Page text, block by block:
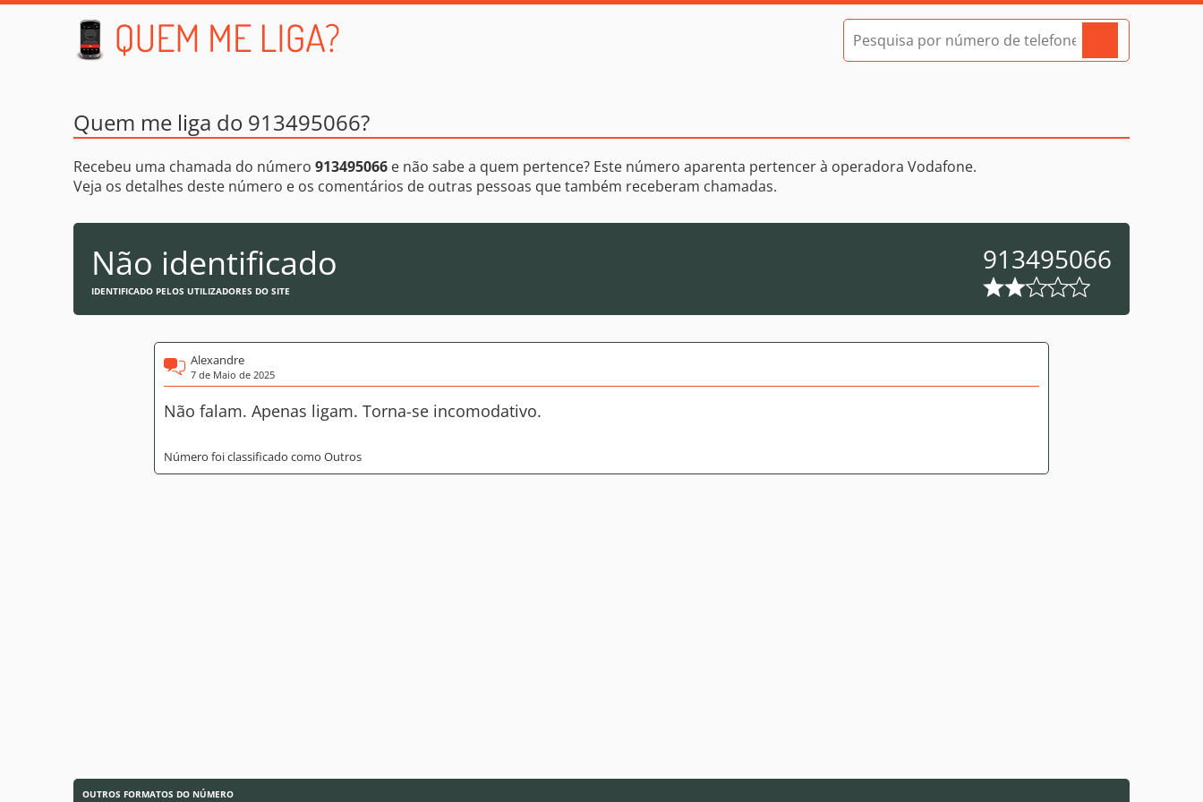
Quem me liga do 913495066?
Recebeu uma chamada do número 913495066 e não sabe a quem pertence? Este número aparenta pertencer à operadora Vodafone.
Veja os detalhes deste número e os comentários de outras pessoas que também receberam chamadas.
Não identificado
IDENTIFICADO PELOS UTILIZADORES DO SITE
913495066
Alexandre
7 de Maio de 2025
Não falam. Apenas ligam. Torna-se incomodativo.
Número foi classificado como Outros
OUTROS FORMATOS DO NÚMERO